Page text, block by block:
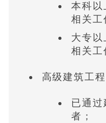
本科以
相关工
大专以
相关工
高级建筑工程
已通过
者；